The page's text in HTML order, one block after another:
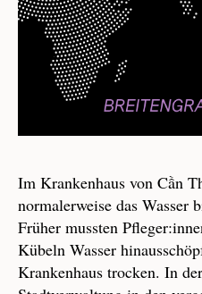
Im Krankenhaus von Cần
normalerweise das Wasser
Früher mussten
Kübeln Wasser
Krankenhaus trocken. In